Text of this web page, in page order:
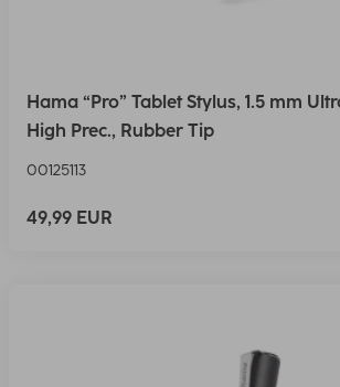
Hama “Pro” Tablet Stylus, 1.5 mm
High Prec., Rubber Tip
00125113
49,99 EUR